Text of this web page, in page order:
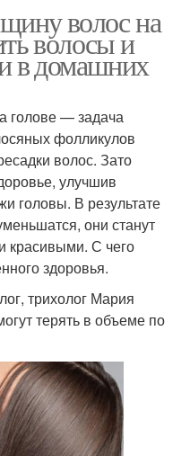
волос на
волосы и
в домашних
голове — задача
фолликулов
волос. Зато
улучшив
головы. В результате
они станут
С чего
здоровья.
трихолог Мария
терять в объеме по